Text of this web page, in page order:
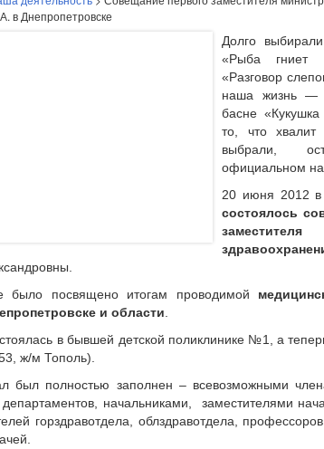
в Днепропетровске
Долго
«Рыба гниет
«Разговор
наша жизнь —
басне «Кукушка
то, что
выбрали,
официальном
20 июня 2012 в
состоялось
было посвящено итогам проводимой
и области
в бывшей детской поликлинике №1, а
ж/м Тополь).
был полностью заполнен – всевозможными
департаментов, начальниками, заместителями
горздравотдела, облздравотдела,